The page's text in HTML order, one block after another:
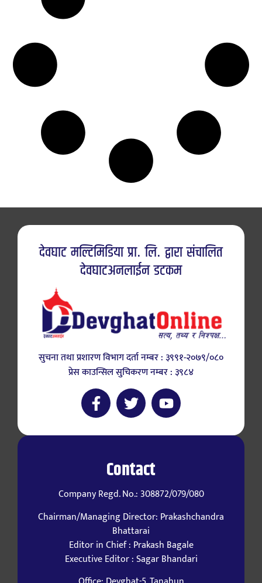
देवघाट मल्टिमिडिया प्रा. लि. द्वारा संचालित
देवघाटअनलाईन डटकम
सुचना तथा प्रशारण विभाग दर्ता नम्बर : ३९९१-२०७९/०८०
प्रेस काउन्सिल सुचिकरण नम्बर : ३९८४
Contact
Company Regd. No.: 308872/079/080
Chairman/Managing Director: Prakashchandra
Bhattarai
Editor in Chief : Prakash Bagale
Executive Editor : Sagar Bhandari